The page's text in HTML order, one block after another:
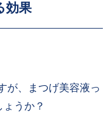
効果
が、まつげ美容液っ
うか？